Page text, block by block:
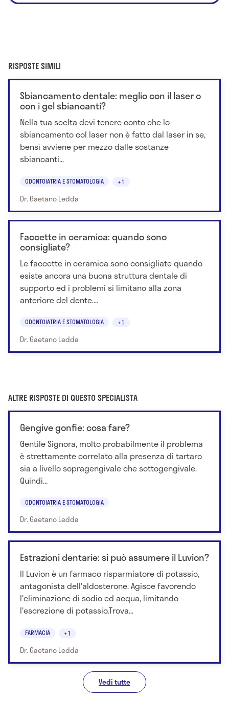
RISPOSTE SIMILI
Sbiancamento dentale: meglio con il laser o
con i gel sbiancanti?
Nella tua scelta devi tenere conto che lo
sbiancamento col laser non è fatto dal laser in se,
bensì avviene per mezzo dalle sostanze
sbiancanti...
ODONTOIATRIA E STOMATOLOGIA +1
Dr. Gaetano Ledda
Faccette in ceramica: quando sono
consigliate?
Le faccette in ceramica sono consigliate quando
esiste ancora una buona struttura dentale di
supporto ed i problemi si limitano alla zona
anteriore del dente....
ODONTOIATRIA E STOMATOLOGIA +1
Dr. Gaetano Ledda
ALTRE RISPOSTE DI QUESTO SPECIALISTA
Gengive gonfie: cosa fare?
Gentile Signora, molto probabilmente il problema
è strettamente correlato alla presenza di tartaro
sia a livello sopragengivale che sottogengivale.
Quindi...
ODONTOIATRIA E STOMATOLOGIA
Dr. Gaetano Ledda
Estrazioni dentarie: si può assumere il Luvion?
Il Luvion è un farmaco risparmiatore di potassio,
antagonista dell'aldosterone. Agisce favorendo
l'eliminazione di sodio ed acqua, limitando
l'escrezione di potassio.Trova...
FARMACIA +1
Dr. Gaetano Ledda
Vedi tutte